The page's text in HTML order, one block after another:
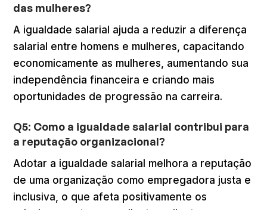
das mulheres?
A igualdade salarial ajuda a reduzir a diferença
salarial entre homens e mulheres, capacitando
economicamente as mulheres, aumentando sua
independência financeira e criando mais
oportunidades de progressão na carreira.
Q5: Como a igualdade salarial contribui para
a reputação organizacional?
Adotar a igualdade salarial melhora a reputação
de uma organização como empregadora justa e
inclusiva, o que afeta positivamente os